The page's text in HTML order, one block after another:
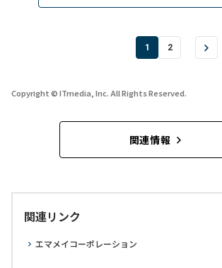
1 2
Copyright © ITmedia, Inc. All Rights Reserved.
関連情報
関連リンク
エマメイコーポレーション